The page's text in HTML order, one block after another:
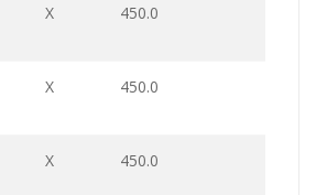
X 450.0
X 450.0
X 450.0